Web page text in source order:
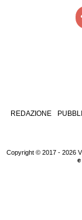
REDAZIONE
Copyright © 2017 - 2026